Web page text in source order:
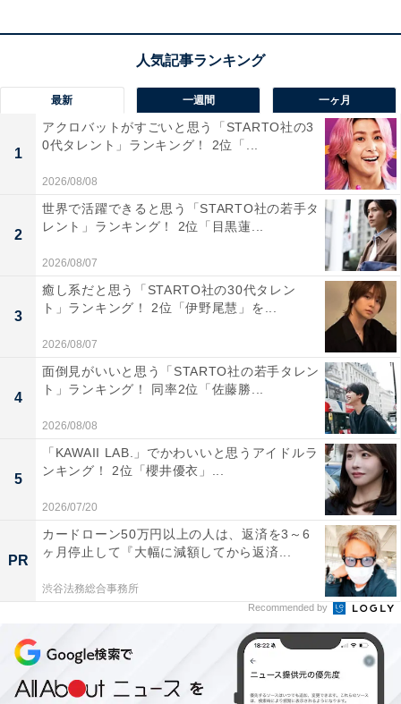
1位：『海に眠るダイヤモンド』
A post shared by 10月期日曜劇場『海に眠るダイヤモンド』【
今回1位に選ばれたのは、『海に眠るダイヤモンド』
主演を務める神木隆之介さんは、ドラマ初の一人二役に
挑戦します。同ドラマは、昭和の高度経済成長期の“何も
最新 一週間 一ヶ月
1
アクロバットがすごいと思う「STARTO社の3
0代タレント」ランキング！ 2位「...
2026/08/08
2
世界で活躍できると思う「STARTO社の若手タ
レント」ランキング！ 2位「目黒蓮...
2026/08/07
3
癒し系だと思う「STARTO社の30代タレン
ト」ランキング！ 2位「伊野尾慧」を...
2026/08/07
4
面倒見がいいと思う「STARTO社の若手タレン
ト」ランキング！ 同率2位「佐藤勝...
2026/08/08
5
「KAWAII LAB.」でかわいいと思うアイドルラ
ンキング！ 2位「櫻井優衣」...
2026/07/20
PR
カードローン50万円以上の人は、返済を3～6
ヶ月停止して『大幅に減額してから返済...
渋谷法務総合事務所
Recommended by